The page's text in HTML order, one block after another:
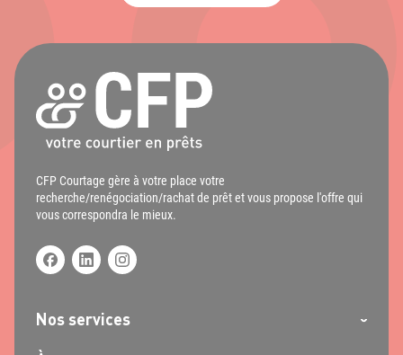
CFP Courtage gère à votre place votre
recherche/renégociation/rachat de prêt et vous propose l'offre qui
vous correspondra le mieux.
Nos services